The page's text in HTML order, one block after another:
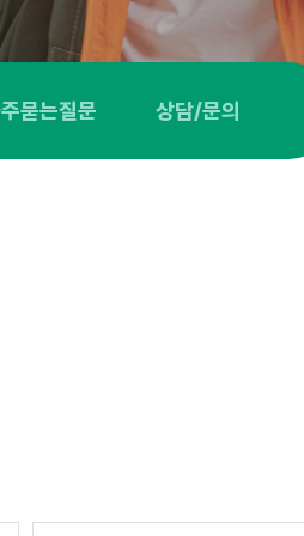
묻는질문 상담/문의